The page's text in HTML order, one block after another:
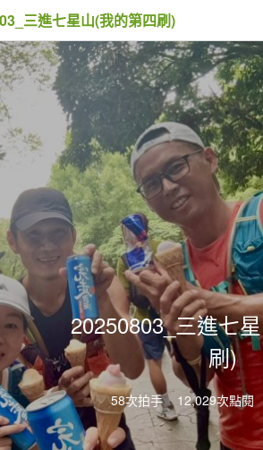
三進七星山(我的第四刷)
20250803_三進七
刷)
58次拍手 12,029次點閱